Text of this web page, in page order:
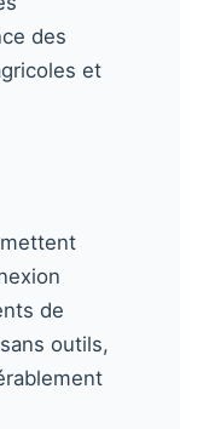
des
et
de
outils,